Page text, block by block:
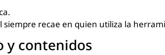
siempre recae en quien utiliza la
y contenidos